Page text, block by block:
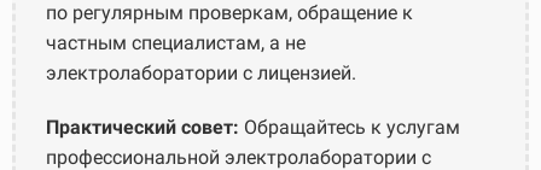
по регулярным проверкам, обращение к
частным специалистам, а не
электролаборатории с лицензией.
Практический совет: Обращайтесь к услугам
профессиональной электролаборатории с